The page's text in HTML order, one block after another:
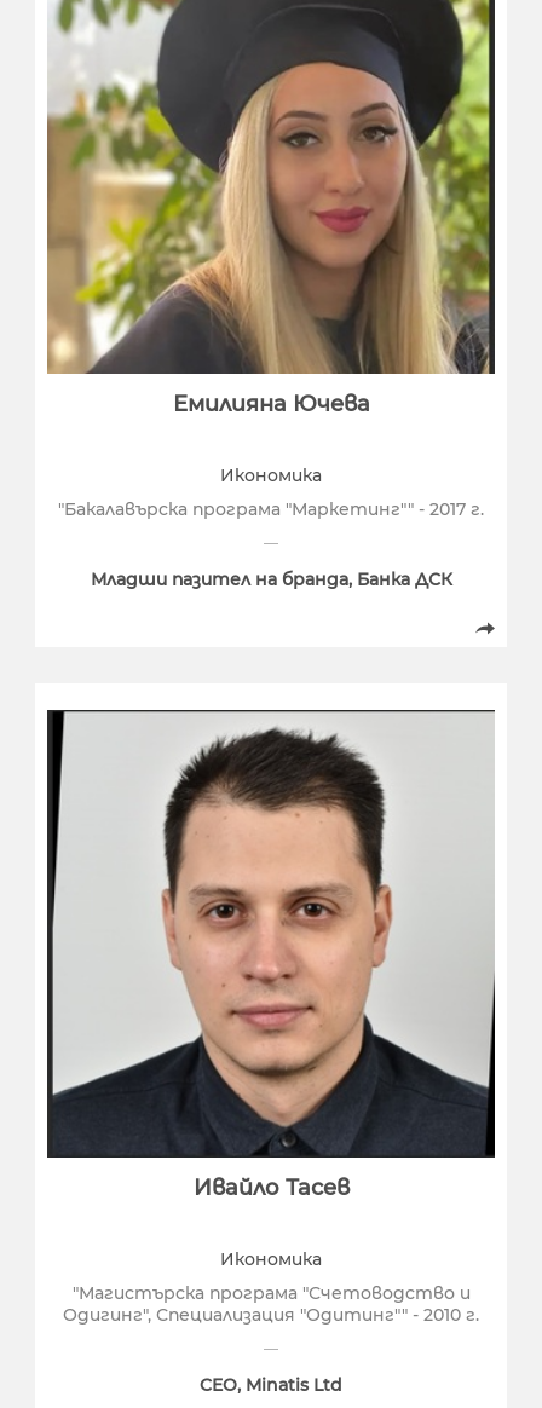

Емилияна Ючева
Икономика
"Бакалавърска програма "Маркетинг"" - 2017 г.
Младши пазител на бранда, Банка ДСК
Ивайло Тасев
Икономика
"Магистърска програма "Счетоводство и
Одигинг", Специализация "Одитинг"" - 2010 г.
CEO, Minatis Ltd